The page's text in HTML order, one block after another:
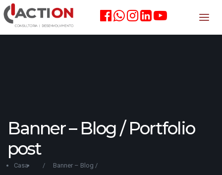
Banner – Blog / Portfolio
post
Casa / Banner – Blog /